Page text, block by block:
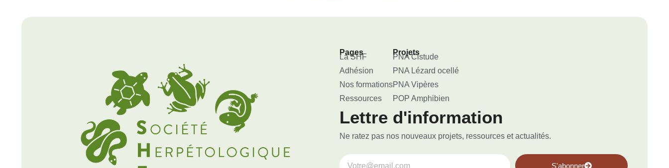
Pages
La SHF
Adhésion
Nos formations
Ressources
Projets
PNA Cistude
PNA Lézard ocellé
PNA Vipères
POP Amphibien
Lettre d'information
Ne ratez pas nos nouveaux projets, ressources et actualités.
S'abonner